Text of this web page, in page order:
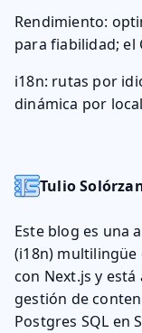
Rendimiento:
para fiabilidad; el
i18n: rutas por
dinámica por
Tulio
Este blog es una
(i18n) multilingüe
con Next.js y está
gestión de
Postgres SQL en